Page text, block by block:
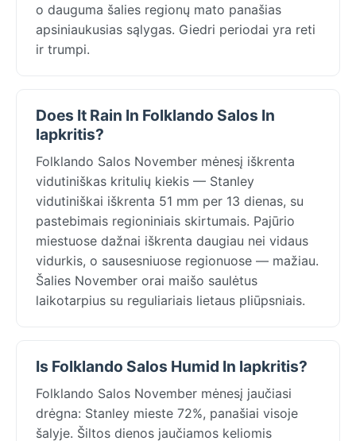
o dauguma šalies regionų mato panašias
apsiniaukusias sąlygas. Giedri periodai yra reti
ir trumpi.
Does It Rain In Folklando Salos In
lapkritis?
Folklando Salos November mėnesį iškrenta
vidutiniškas kritulių kiekis — Stanley
vidutiniškai iškrenta 51 mm per 13 dienas, su
pastebimais regioniniais skirtumais. Pajūrio
miestuose dažnai iškrenta daugiau nei vidaus
vidurkis, o sausesniuose regionuose — mažiau.
Šalies November orai maišo saulėtus
laikotarpius su reguliariais lietaus pliūpsniais.
Is Folklando Salos Humid In lapkritis?
Folklando Salos November mėnesį jaučiasi
drėgna: Stanley mieste 72%, panašiai visoje
šalyje. Šiltos dienos jaučiamos keliomis